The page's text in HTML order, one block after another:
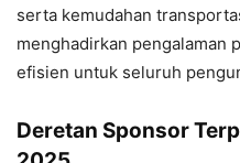
serta kemudahan
menghadirkan pengalaman
efisien untuk seluruh
Deretan Sponsor